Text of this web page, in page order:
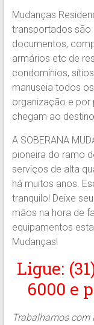
Confiança.
Içamento.
Içamento
BH
é
com
A
Soberana
Içamentos.
Mudanças
transportados são
documentos,
armários etc de
condomínios,
manuseia todos
organização e por
chegam ao
A SOBERANA
pioneira do ramo
serviços de alta
há muitos anos.
tranquilo! Deixe
mãos na hora de
equipamentos
Mudanças!
Ligue:
6000 e
Trabalhamos com